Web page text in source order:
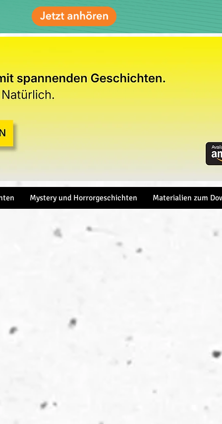
Mystery und Horrorgeschichten Materialien zum